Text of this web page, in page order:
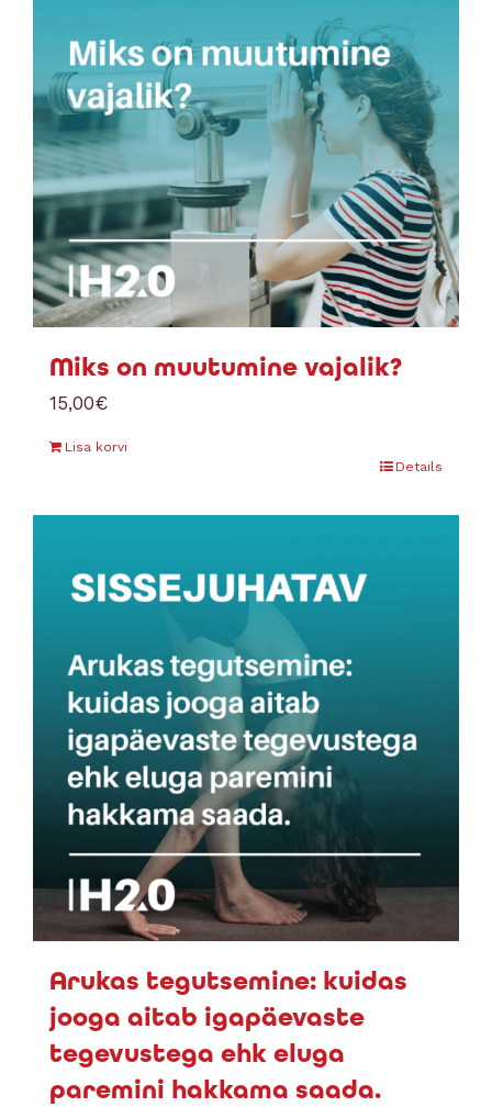
Miks on muutumine vajalik?
15,00€
Lisa korvi
Details
Arukas tegutsemine: kuidas
jooga aitab igapäevaste
tegevustega ehk eluga
paremini hakkama saada.